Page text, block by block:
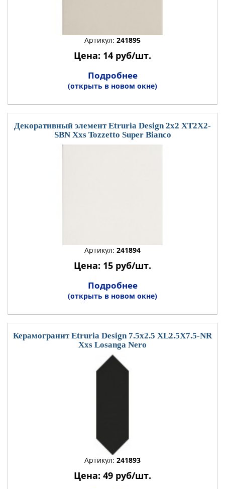
Артикул: 241895
Цена: 14 руб/шт.
Подробнее
(открыть в новом окне)
Декоративный элемент Etruria Design 2x2 XT2X2-
SBN Xxs Tozzetto Super Bianco
Артикул: 241894
Цена: 15 руб/шт.
Подробнее
(открыть в новом окне)
Керамогранит Etruria Design 7.5x2.5 XL2.5X7.5-NR
Xxs Losanga Nero
Артикул: 241893
Цена: 49 руб/шт.